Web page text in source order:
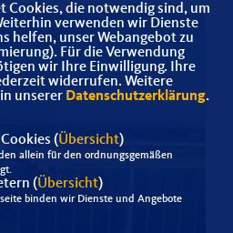
Cookies, die notwendig sind, um
verwenden wir Dienste
helfen, unser Webangebot zu
Für die Verwendung
wir Ihre Einwilligung. Ihre
widerrufen. Weitere
unserer Datenschutzerklärung.
(Übersicht)
allein für den ordnungsgemäßen
(Übersicht)
binden wir Dienste und Angebote